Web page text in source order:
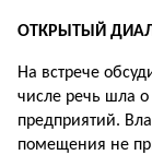
ОТКРЫТЫЙ
На встрече
числе речь шла о
предприятий.
помещения не